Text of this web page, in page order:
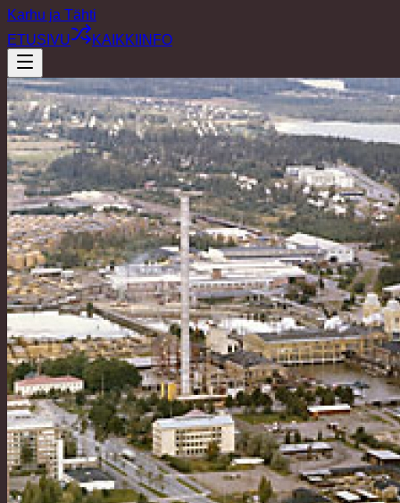
Karhu ja Tähti
ETUSIVU
KAIKKI INFO